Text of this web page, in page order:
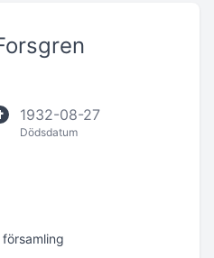
1932-08-27
Dödsdatum